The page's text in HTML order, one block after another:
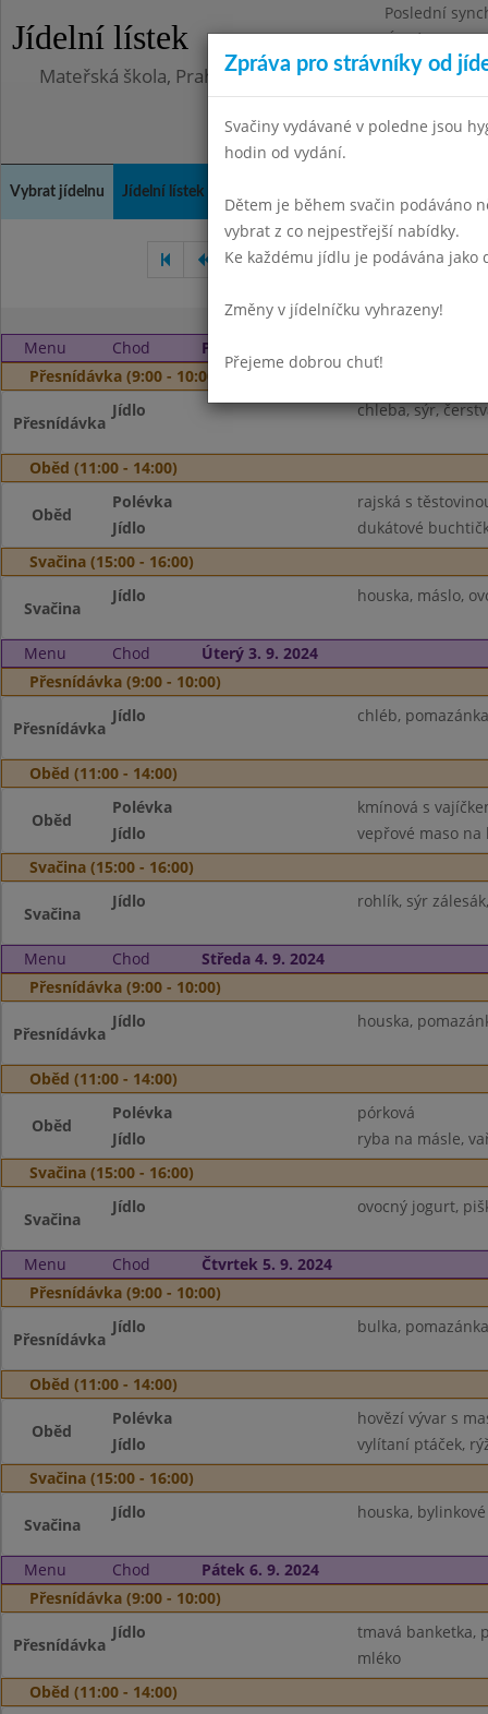
Jídelní lístek
Poslední
Úterý
Mateřská škola, Praha 10, Kodaňská 989/14,
Vybrat jídelnu Jídelní lístek
Červen 2024 Srpen 2024
Menu Chod
Pondělí 2. 9. 2024
Přesnídávka (9:00 - 10:00)
Přesnídávka
Jídlo chleba, sýr,
Oběd (11:00 - 14:00)
Oběd
Polévka
rajská s
Jídlo
dukátové
Svačina (15:00 - 16:00)
Svačina
Jídlo houska, máslo,
Menu Chod
Úterý 3. 9. 2024
Přesnídávka (9:00 - 10:00)
Přesnídávka
Jídlo chléb,
Oběd (11:00 - 14:00)
Oběd
Polévka
kmínová s
Jídlo
vepřové maso na
Svačina (15:00 - 16:00)
Svačina
Jídlo rohlík, sýr
Menu Chod
Středa 4. 9. 2024
Přesnídávka (9:00 - 10:00)
Přesnídávka
Jídlo houska,
Oběd (11:00 - 14:00)
Oběd
Polévka
pórková
Jídlo
ryba na másle,
Svačina (15:00 - 16:00)
Svačina
Jídlo ovocný jogurt,
Menu Chod
Čtvrtek 5. 9. 2024
Přesnídávka (9:00 - 10:00)
Přesnídávka
Jídlo bulka,
Oběd (11:00 - 14:00)
Oběd
Polévka
hovězí vývar s
Jídlo
vylítaní ptáček,
Svačina (15:00 - 16:00)
Svačina
Jídlo houska,
Menu Chod
Pátek 6. 9. 2024
Přesnídávka (9:00 - 10:00)
Přesnídávka
Jídlo
tmavá banketka,
mléko
Oběd (11:00 - 14:00)
Zpráva pro strávníky od
Svačiny vydávané v poledne jsou
hodin od vydání.
Dětem je během svačin podáváno
vybrat z co nejpestřejší nabídky.
Ke každému jídlu je podávána jako
Změny v jídelníčku vyhrazeny!
Přejeme dobrou chuť!